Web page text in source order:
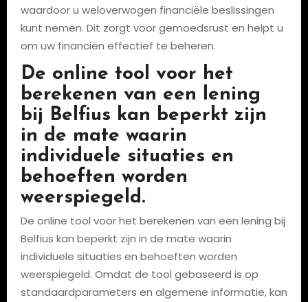
waardoor u weloverwogen financiële beslissingen
kunt nemen. Dit zorgt voor gemoedsrust en helpt u
om uw financiën effectief te beheren.
De online tool voor het
berekenen van een lening
bij Belfius kan beperkt zijn
in de mate waarin
individuele situaties en
behoeften worden
weerspiegeld.
De online tool voor het berekenen van een lening bij
Belfius kan beperkt zijn in de mate waarin
individuele situaties en behoeften worden
weerspiegeld. Omdat de tool gebaseerd is op
standaardparameters en algemene informatie, kan